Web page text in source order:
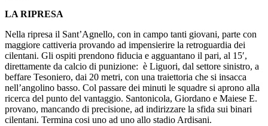
LA RIPRESA
Nella ripresa il Sant’Agnello, con in campo tanti giovani, parte con
maggiore cattiveria provando ad impensierire la retroguardia dei
cilentani. Gli ospiti prendono fiducia e agguantano il pari, al 15′,
direttamente da calcio di punizione: è Liguori, dal settore sinistro, a
beffare Tesoniero, dai 20 metri, con una traiettoria che si insacca
nell’angolino basso. Col passare dei minuti le squadre si aprono alla
ricerca del punto del vantaggio. Santonicola, Giordano e Maiese E.
provano, mancando di precisione, ad indirizzare la sfida sui binari
cilentani. Termina cosi uno ad uno allo stadio Ardisani.